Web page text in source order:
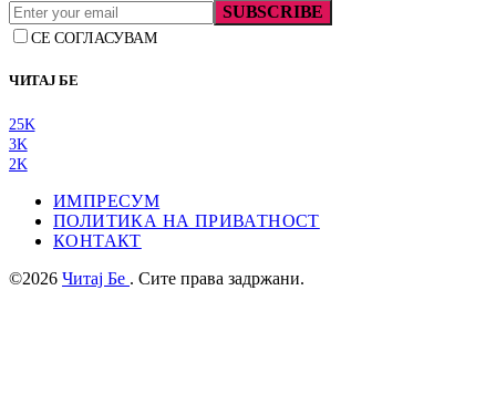
SUBSCRIBE
СЕ СОГЛАСУВАМ
ЧИТАЈ БЕ
25K
3K
2K
ИМПРЕСУМ
ПОЛИТИКА НА ПРИВАТНОСТ
КОНТАКТ
©2026 Читај Бе . Сите права задржани.